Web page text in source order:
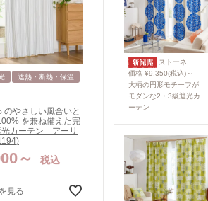
遮熱・断熱・保温
のやさしい風合いと
を兼ね備えた完
光カーテン アーリ
税込
見る
ストーネ
価格 ¥9,350(税込)～
大柄の円形モチーフが
モダンな2・3級遮光カ
ーテン